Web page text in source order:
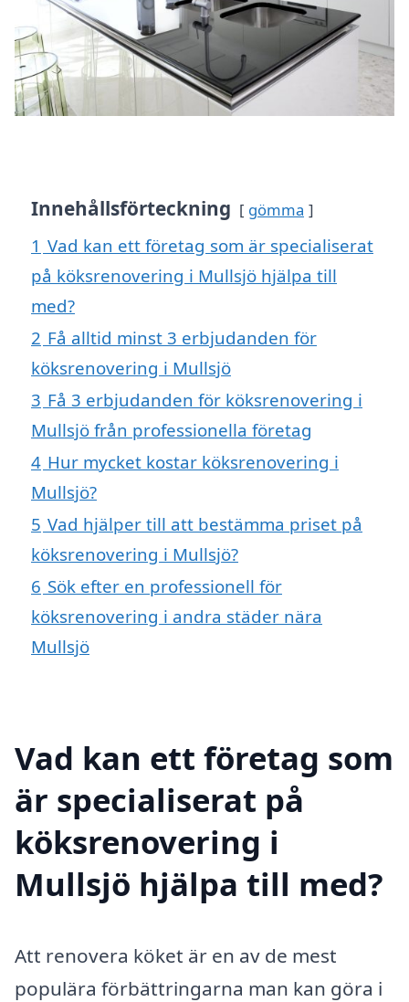
Innehållsförteckning gömma
1 Vad kan ett företag som är specialiserat
på köksrenovering i Mullsjö hjälpa till
med?
2 Få alltid minst 3 erbjudanden för
köksrenovering i Mullsjö
3 Få 3 erbjudanden för köksrenovering i
Mullsjö från professionella företag
4 Hur mycket kostar köksrenovering i
Mullsjö?
5 Vad hjälper till att bestämma priset på
köksrenovering i Mullsjö?
6 Sök efter en professionell för
köksrenovering i andra städer nära
Mullsjö
Vad kan ett företag som
är specialiserat på
köksrenovering i
Mullsjö hjälpa till med?
Att renovera köket är en av de mest
populära förbättringarna man kan göra i